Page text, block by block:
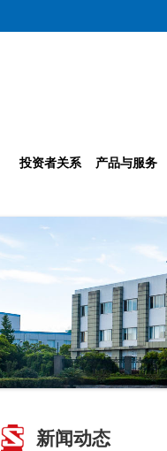
投资者关系 产品与服务
新闻动态